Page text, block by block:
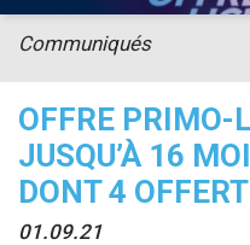
OFFRE PRIMO-
JUSQU’À 16
DONT 4
01.09.21
Communiqués